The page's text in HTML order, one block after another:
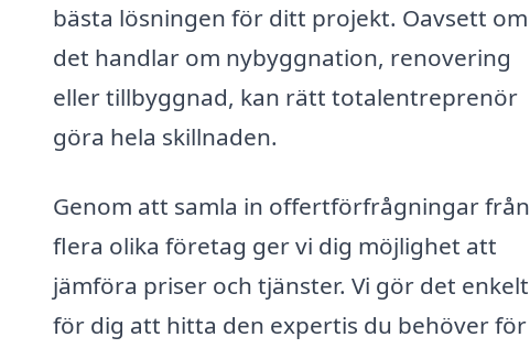
bästa lösningen för ditt projekt. Oavsett om
det handlar om nybyggnation, renovering
eller tillbyggnad, kan rätt totalentreprenör
göra hela skillnaden.
Genom att samla in offertförfrågningar från
flera olika företag ger vi dig möjlighet att
jämföra priser och tjänster. Vi gör det enkelt
för dig att hitta den expertis du behöver för